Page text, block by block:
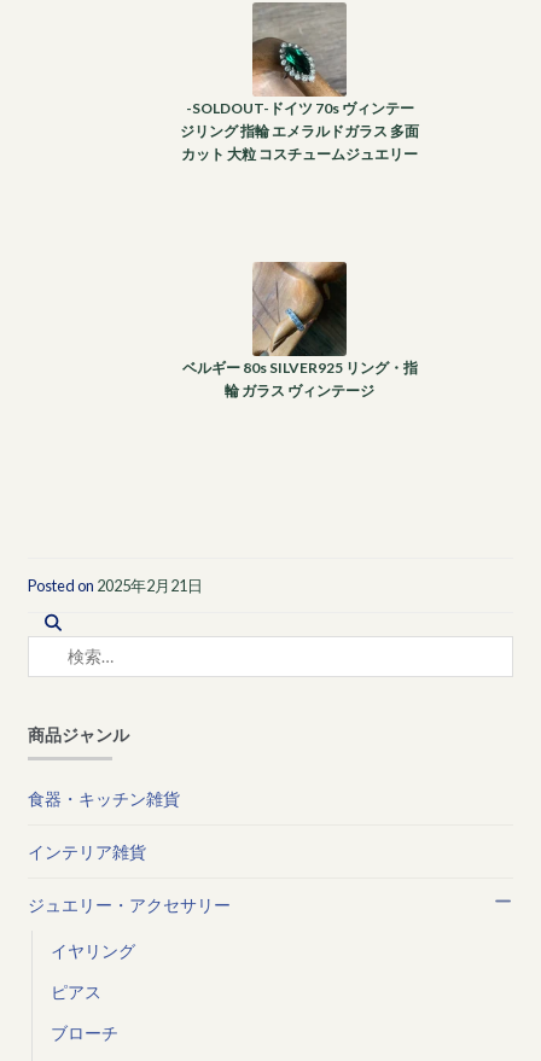
-SOLDOUT-ドイツ 70s ヴィンテー
ジリング 指輪 エメラルドガラス 多面
カット 大粒 コスチュームジュエリー
ベルギー 80s SILVER925 リング・指
輪 ガラス ヴィンテージ
Posted on 2025年2月21日
索:
商品ジャンル
食器・キッチン雑貨
インテリア雑貨
ジュエリー・アクセサリー
イヤリング
ピアス
ブローチ